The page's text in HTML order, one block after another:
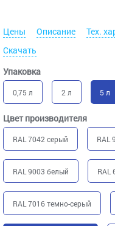
Цены Описание Тех.
Скачать
Упаковка
0,75 л 2 л 5 л
Цвет производителя
RAL 7042 серый RAL
RAL 9003 белый RAL
RAL 7016 темно-серый